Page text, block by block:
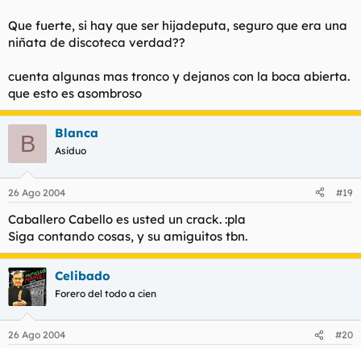
Que fuerte, si hay que ser hijadeputa, seguro que era una
niñata de discoteca verdad??
cuenta algunas mas tronco y dejanos con la boca abierta.
que esto es asombroso
B Blanca
Asiduo
26 Ago 2004 #19
Caballero Cabello es usted un crack. :pla
Siga contando cosas, y su amiguitos tbn.
Celibado
Forero del todo a cien
26 Ago 2004 #20